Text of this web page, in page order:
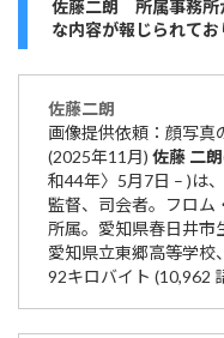
佐藤二朗 所属事務所
な内容が報じられてお
佐藤二朗
画像提供依頼：顔写真
(2025年11月) 佐藤 二朗
和44年〉5月7日 – )は
監督、司会者。フロム
所属。愛知県春日井市
愛知県立東郷高等学
92キロバイト (10,962